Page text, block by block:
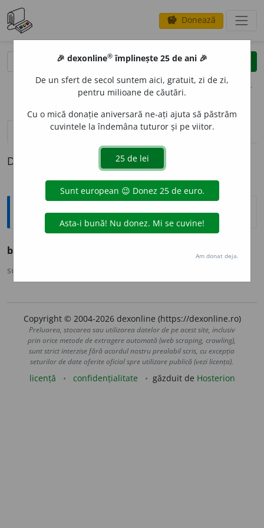
savings Donează
clear
opțiuni
definiții (1) pronunțievolume_up (1)
Definiția cu ID-ul 1131284:
Ortografice DOOM
becisnic
sursa:
Copyright © 2004-2026 dexonline (https://dexonline.ro)
Preluarea, stocarea sau utilizarea datelor de pe acest site, inclusiv
prin orice metode de extragere automată (web scraping, crawling),
sunt strict interzise fără acordul nostru prealabil scris, cu excepția
seturilor de date oferite oficial spre utilizare publică (vezi licența).
licență confidențialitate găzduit de Hosterion
🎉 dexonline® împlinește 25 de ani 🎉
De un sfert de secol suntem aici, gratuit, zi de zi,
pentru milioane de căutări.
Cu o mică donație aniversară ne-ați ajuta să păstrăm
cuvintele la îndemâna tuturor și pe viitor.
Am donat deja.